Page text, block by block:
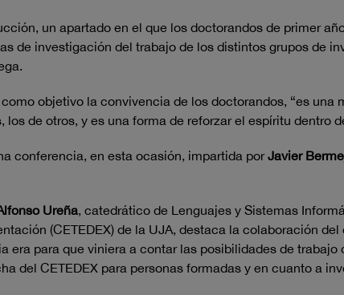
un apartado en el que los doctorandos de primer
de investigación del trabajo de los distintos grupos de
objetivo la convivencia de los doctorandos, “es una
de otros, y es una forma de reforzar el espíritu dentro
conferencia, en esta ocasión, impartida porJavier
Ureña, catedrático de Lenguajes y Sistemas
(CETEDEX) de la UJA, destaca la colaboración
era para que viniera a contar las posibilidades de
del CETEDEX para personas formadas y en cuanto a